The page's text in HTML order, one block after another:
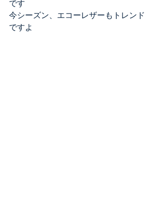
です
今シーズン、エコーレザーもトレンド
ですよ